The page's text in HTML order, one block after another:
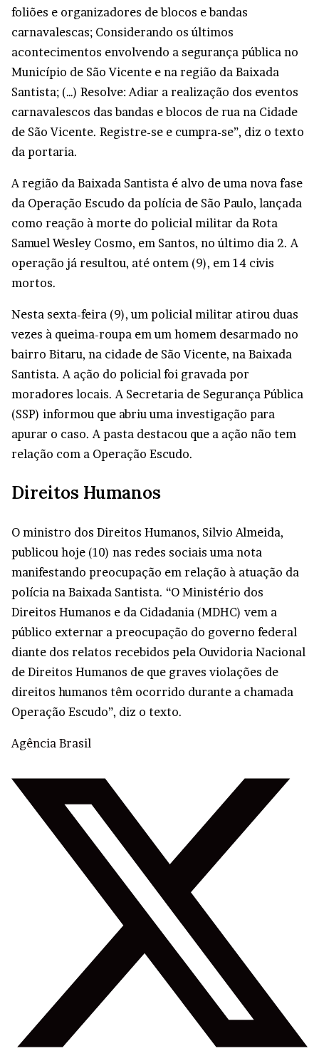
foliões e organizadores de blocos e bandas
carnavalescas; Considerando os últimos
acontecimentos envolvendo a segurança pública no
Município de São Vicente e na região da Baixada
Santista; (…) Resolve: Adiar a realização dos eventos
carnavalescos das bandas e blocos de rua na Cidade
de São Vicente. Registre-se e cumpra-se”, diz o texto
da portaria.
A região da Baixada Santista é alvo de uma nova fase
da Operação Escudo da polícia de São Paulo, lançada
como reação à morte do policial militar da Rota
Samuel Wesley Cosmo, em Santos, no último dia 2. A
operação já resultou, até ontem (9), em 14 civis
mortos.
Nesta sexta-feira (9), um policial militar atirou duas
vezes à queima-roupa em um homem desarmado no
bairro Bitaru, na cidade de São Vicente, na Baixada
Santista. A ação do policial foi gravada por
moradores locais. A Secretaria de Segurança Pública
(SSP) informou que abriu uma investigação para
apurar o caso. A pasta destacou que a ação não tem
relação com a Operação Escudo.
Direitos Humanos
O ministro dos Direitos Humanos, Silvio Almeida,
publicou hoje (10) nas redes sociais uma nota
manifestando preocupação em relação à atuação da
polícia na Baixada Santista. “O Ministério dos
Direitos Humanos e da Cidadania (MDHC) vem a
público externar a preocupação do governo federal
diante dos relatos recebidos pela Ouvidoria Nacional
de Direitos Humanos de que graves violações de
direitos humanos têm ocorrido durante a chamada
Operação Escudo”, diz o texto.
Agência Brasil